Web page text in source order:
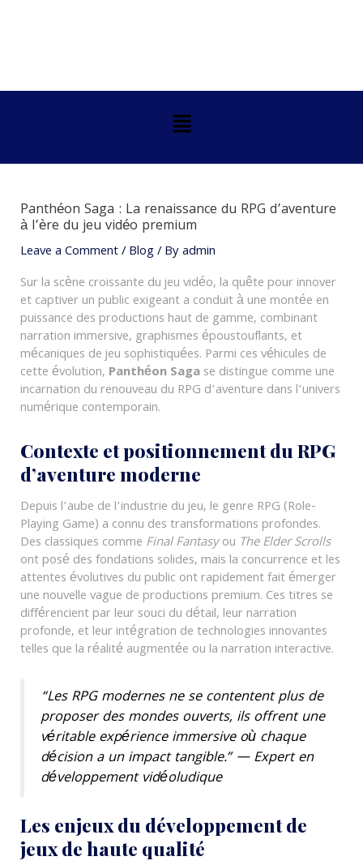
Menu
Panthéon Saga : La renaissance du RPG d’aventure
à l’ère du jeu vidéo premium
Leave a Comment/Blog/ Byadmin
Sur la scène croissante du jeu vidéo, la quête pour innover
et captiver un public exigeant a conduit à une montée en
puissance des productions haut de gamme, combinant
narration immersive, graphismes époustouflants, et
mécaniques de jeu sophistiquées. Parmi ces véhicules de
cette évolution, Panthéon Sagase distingue comme une
incarnation du renouveau du RPG d’aventure dans l’univers
numérique contemporain.
Contexte et positionnement du RPG
d’aventure moderne
Depuis l’aube de l’industrie du jeu, le genre RPG (Role-
Playing Game) a connu des transformations profondes.
Des classiques comme Final Fantasyou The Elder Scrolls
ont posé des fondations solides, mais la concurrence et les
attentes évolutives du public ont rapidement fait émerger
une nouvelle vague de productions premium. Ces titres se
différencient par leur souci du détail, leur narration
profonde, et leur intégration de technologies innovantes
telles que la réalité augmentée ou la narration interactive.
“Les RPG modernes ne se contentent plus de
proposer des mondes ouverts, ils offrent une
véritable expérience immersive où chaque
décision a un impact tangible.” —Expert en
développement vidéoludique
Les enjeux du développement de
jeux de haute qualité